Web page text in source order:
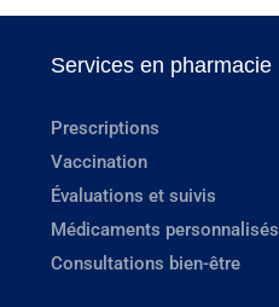
Services en pharmacie
Prescriptions
Vaccination
Évaluations et suivis
Médicaments personnalisés
Consultations bien-être